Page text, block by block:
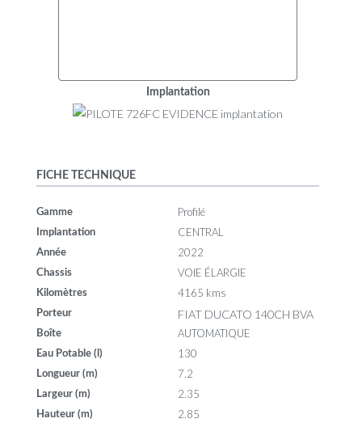
Implantation
FICHE TECHNIQUE
Gamme Profilé
Implantation CENTRAL
Année 2022
Chassis VOIE ÉLARGIE
Kilomètres 4165 kms
Porteur FIAT DUCATO 140CH BVA
Boîte AUTOMATIQUE
Eau Potable (l) 130
Longueur (m) 7.2
Largeur (m) 2.35
Hauteur (m) 2.85